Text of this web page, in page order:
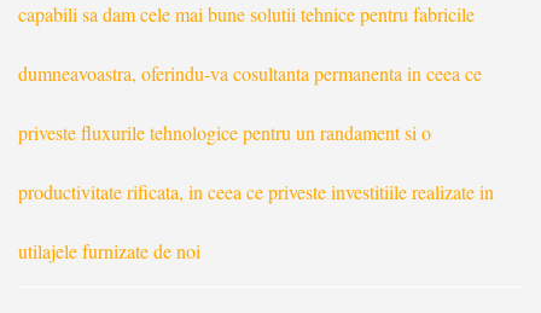
capabili sa dam cele mai bune solutii tehnice pentru fabricile
dumneavoastra, oferindu-va cosultanta permanenta in ceea ce
priveste fluxurile tehnologice pentru un randament si o
productivitate rificata, in ceea ce priveste investitiile realizate in
utilajele furnizate de noi